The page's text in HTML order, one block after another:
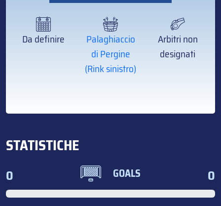
Da definire
Palaghiaccio
di Pergine
(Rink sinistro)
Arbitri non
designati
STATISTICHE
0 GOALS 0